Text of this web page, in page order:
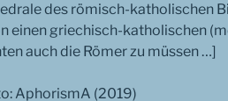
des römisch-katholischen
einen griechisch-katholischen
auch die Römer zu müssen …]
AphorismA (2019)